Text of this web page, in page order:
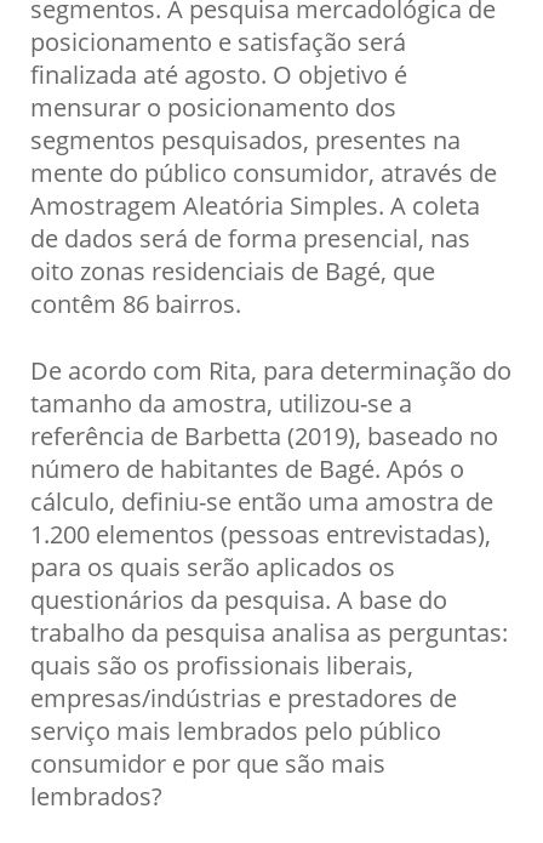
segmentos. A pesquisa mercadológica de
posicionamento e satisfação será
finalizada até agosto. O objetivo é
mensurar o posicionamento dos
segmentos pesquisados, presentes na
mente do público consumidor, através de
Amostragem Aleatória Simples. A coleta
de dados será de forma presencial, nas
oito zonas residenciais de Bagé, que
contêm 86 bairros.
De acordo com Rita, para determinação do
tamanho da amostra, utilizou-se a
referência de Barbetta (2019), baseado no
número de habitantes de Bagé. Após o
cálculo, definiu-se então uma amostra de
1.200 elementos (pessoas entrevistadas),
para os quais serão aplicados os
questionários da pesquisa. A base do
trabalho da pesquisa analisa as perguntas:
quais são os profissionais liberais,
empresas/indústrias e prestadores de
serviço mais lembrados pelo público
consumidor e por que são mais
lembrados?